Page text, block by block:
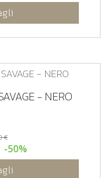
- NERO
€
-50%